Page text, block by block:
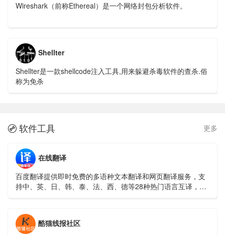
Wireshark（前称Ethereal）是一个网络封包分析软件。
Shellter
Shellter是一款shellcode注入工具,用来躲避杀毒软件的查杀.俗
称为免杀
 软件工具 更多
在线翻译
百度翻译提供即时免费的多语种文本翻译和网页翻译服务，支
持中、英、日、韩、泰、法、西、德等28种热门语言互译，覆
酷猫线报社区